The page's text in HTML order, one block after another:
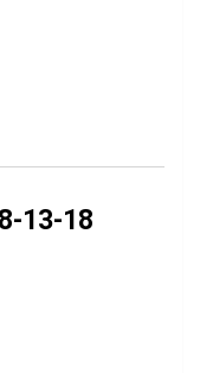
13-18